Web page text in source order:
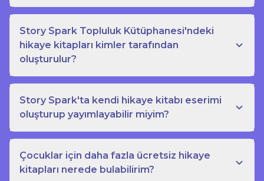
Story Spark Topluluk Kütüphanesi'ndeki
hikaye kitapları kimler tarafından
oluşturulur?
Story Spark'ta kendi hikaye kitabı eserimi
oluşturup yayımlayabilir miyim?
Çocuklar için daha fazla ücretsiz hikaye
kitapları nerede bulabilirim?